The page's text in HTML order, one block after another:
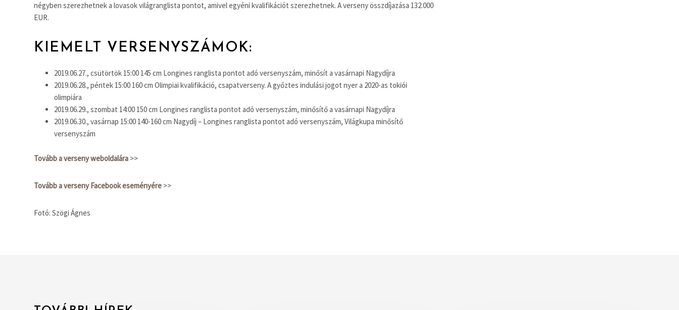
négyben szerezhetnek a lovasok világranglista pontot, amivel egyéni kvalifikációt szerezhetnek. A verseny összdíjazása 132.000
EUR.
KIEMELT VERSENYSZÁMOK:
2019.06.27., csütörtök 15:00 145 cm Longines ranglista pontot adó versenyszám, minősít a vasárnapi Nagydíjra
2019.06.28., péntek 15:00 160 cm Olimpiai kvalifikáció, csapatverseny. A győztes indulási jogot nyer a 2020-as tokiói
olimpiára
2019.06.29., szombat 14:00 150 cm Longines ranglista pontot adó versenyszám, minősítő a vasárnapi Nagydíjra
2019.06.30., vasárnap 15:00 140-160 cm Nagydíj – Longines ranglista pontot adó versenyszám, Világkupa minősítő
versenyszám
Tovább a verseny weboldalára >>
Tovább a verseny Facebook eseményére >>
Fotó: Szögi Ágnes